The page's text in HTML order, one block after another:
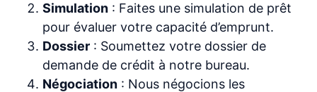
Simulation : Faites une simulation de prêt
pour évaluer votre capacité d’emprunt.
Dossier : Soumettez votre dossier de
demande de crédit à notre bureau.
Négociation : Nous négocions les